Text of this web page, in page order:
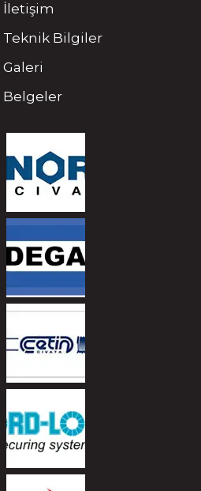
İletişim
Teknik Bilgiler
Galeri
Belgeler